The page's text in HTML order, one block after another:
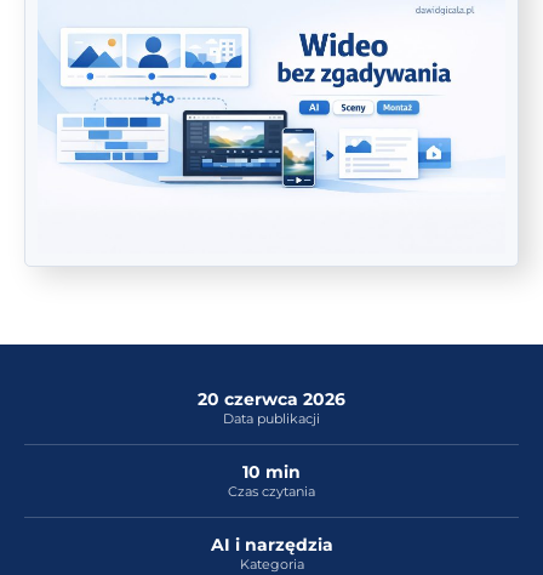
20 czerwca 2026
Data publikacji
10 min
Czas czytania
AI i narzędzia
Kategoria